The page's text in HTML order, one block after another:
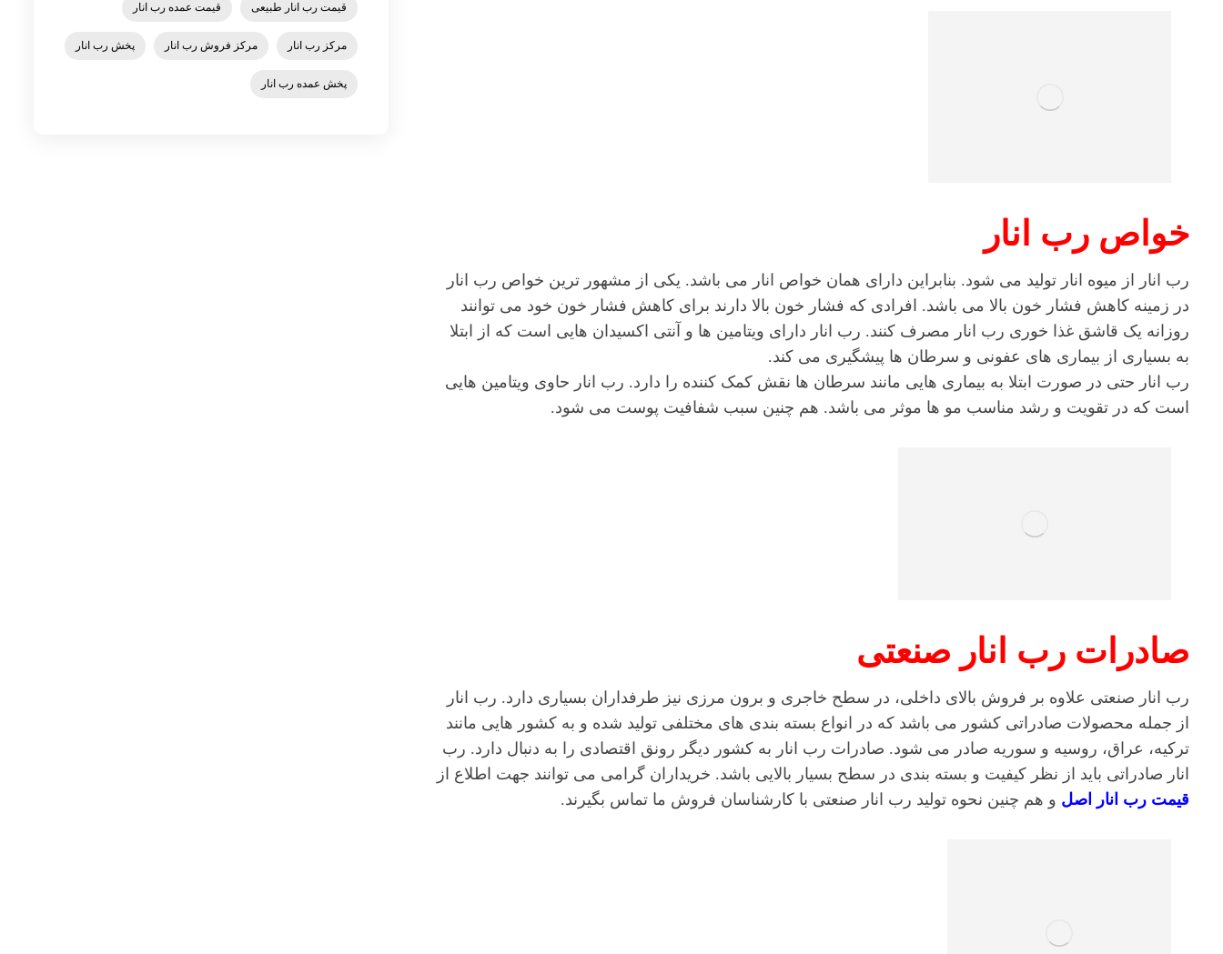
خواص رب انار
رب انار از میوه انار تولید می شود. بنابراین دارای همان خواص انار می باشد. یکی از مشهور ترین خواص رب انار
در زمینه کاهش فشار خون بالا می باشد. افرادی که فشار خون بالا دارند برای کاهش فشار خون خود می توانند
روزانه یک قاشق غذا خوری رب انار مصرف کنند. رب انار دارای ویتامین ها و آنتی اکسیدان هایی است که از ابتلا
به بسیاری از بیماری های عفونی و سرطان ها پیشگیری می کند.
رب انار حتی در صورت ابتلا به بیماری هایی مانند سرطان ها نقش کمک کننده را دارد. رب انار حاوی ویتامین هایی
است که در تقویت و رشد مناسب مو ها موثر می باشد. هم چنین سبب شفافیت پوست می شود.
صادرات رب انار صنعتی
رب انار صنعتی علاوه بر فروش بالای داخلی، در سطح خاجری و برون مرزی نیز طرفداران بسیاری دارد. رب انار
از جمله محصولات صادراتی کشور می باشد که در انواع بسته بندی های مختلفی تولید شده و به کشور هایی مانند
ترکیه، عراق، روسیه و سوریه صادر می شود. صادرات رب انار به کشور دیگر رونق اقتصادی را به دنبال دارد. رب
انار صادراتی باید از نظر کیفیت و بسته بندی در سطح بسیار بالایی باشد. خریداران گرامی می توانند جهت اطلاع از
قیمت رب انار اصل و هم چنین نحوه تولید رب انار صنعتی با کارشناسان فروش ما تماس بگیرند.
قیمت رب انار طبیعی قیمت عمده رب انار
مرکز رب انار مرکز فروش رب انار پخش رب انار
پخش عمده رب انار